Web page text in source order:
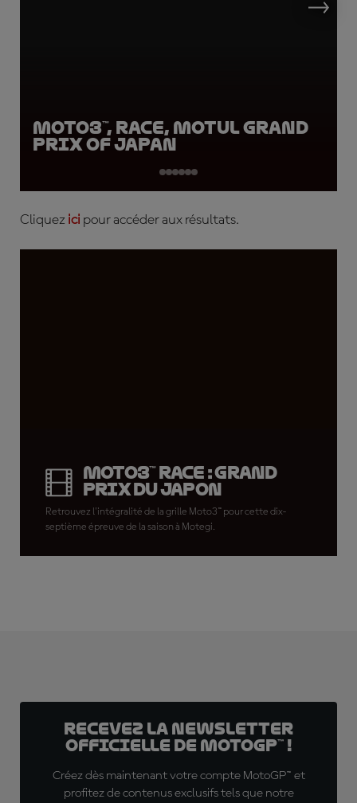
Moto3™, Race, Motul Grand
Prix of Japan
Cliquez ici pour accéder aux résultats.
Moto3™ Race : Grand
Prix du Japon
Retrouvez l'intégralité de la grille Moto3™ pour cette dix-
septième épreuve de la saison à Motegi.
Recevez la Newsletter
officielle de MotoGP™ !
Créez dès maintenant votre compte MotoGP™ et
profitez de contenus exclusifs tels que notre